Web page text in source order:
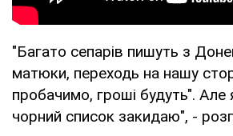
"Багато сепарів пишуть з
матюки, переходь на нашу
пробачимо, гроші будуть". Але
чорний список закидаю", -